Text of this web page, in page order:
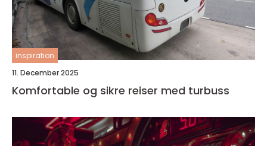
inspiration
11. December 2025
Komfortable og sikre reiser med turbuss